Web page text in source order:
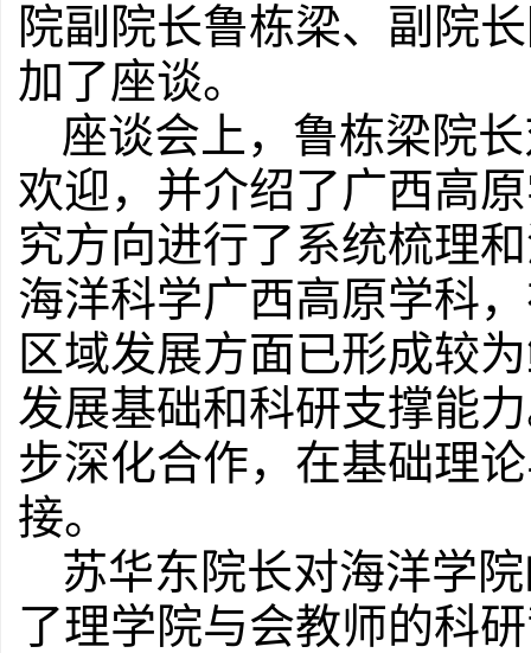
院副院长鲁栋梁、副院
加了座谈。
座谈会上，鲁栋梁院
欢迎，并介绍了广西高
究方向进行了系统梳理
海洋科学广西高原学科
区域发展方面已形成较
发展基础和科研支撑能
步深化合作，在基础理
接。
苏华东院长对海洋学
了理学院与会教师的科